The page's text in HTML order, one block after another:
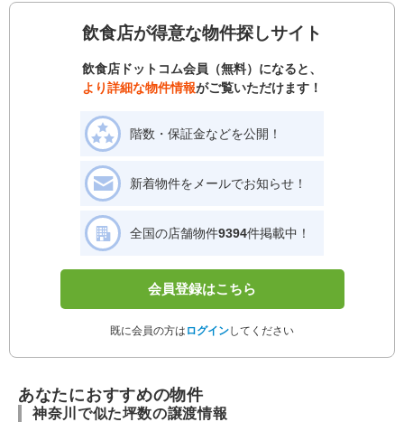
飲食店が得意な物件探しサイト
飲食店ドットコム会員（無料）になると、
より詳細な物件情報がご覧いただけます！
階数・保証金などを公開！
新着物件をメールでお知らせ！
全国の店舗物件9394件掲載中！
会員登録はこちら
既に会員の方は ログインしてください
あなたにおすすめの物件
神奈川で似た坪数の譲渡情報